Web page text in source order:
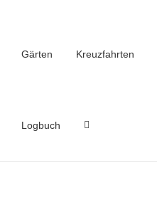
Gärten Kreuzfahrten
Logbuch